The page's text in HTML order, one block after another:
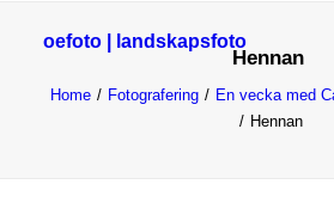
oefoto | landskapsfoto
Hennan
Home Fotografering
En vecka med
Hennan